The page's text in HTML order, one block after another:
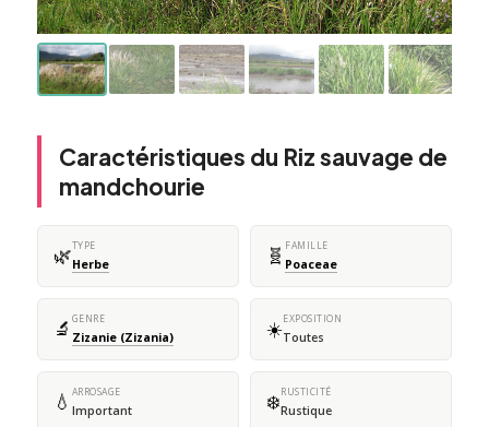
Caractéristiques du Riz sauvage de
mandchourie
🌿TYPE
Herbe 🧬 FAMILLE
Poaceae
🔬 GENRE
Zizanie (Zizania) ☀️EXPOSITION
Toutes
💧 ARROSAGE
Important ❄️RUSTICITÉ
Rustique